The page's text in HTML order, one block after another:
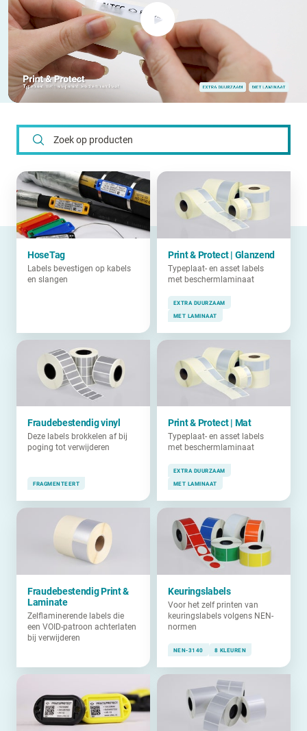
HoseTag
Labels bevestigen op kabels
en slangen
Print & Protect | Glanzend
Typeplaat- en asset labels
met beschermlaminaat
EXTRA DUURZAAM
MET LAMINAAT
Fraudebestendig vinyl
Deze labels brokkelen af bij
poging tot verwijderen
FRAGMENTEERT
Print & Protect | Mat
Typeplaat- en asset labels
met beschermlaminaat
EXTRA DUURZAAM
MET LAMINAAT
Fraudebestendig Print &
Laminate
Zelflaminerende labels die
een VOID-patroon achterlaten
bij verwijderen
Keuringslabels
Voor het zelf printen van
keuringslabels volgens NEN-
normen
NEN-3140 8 KLEUREN